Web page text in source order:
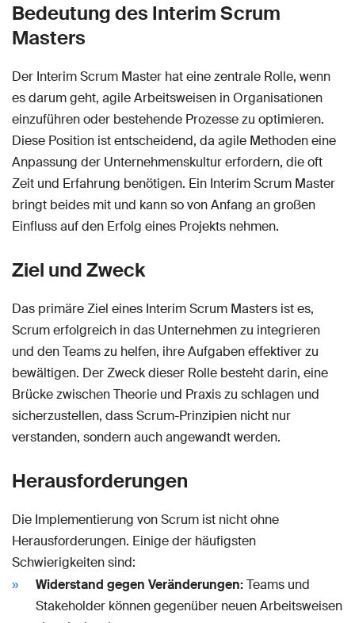
Bedeutung des Interim Scrum
Masters
Der Interim Scrum Master hat eine zentrale Rolle, wenn
es darum geht, agile Arbeitsweisen in Organisationen
einzuführen oder bestehende Prozesse zu optimieren.
Diese Position ist entscheidend, da agile Methoden eine
Anpassung der Unternehmenskultur erfordern, die oft
Zeit und Erfahrung benötigen. Ein Interim Scrum Master
bringt beides mit und kann so von Anfang an großen
Einfluss auf den Erfolg eines Projekts nehmen.
Ziel und Zweck
Das primäre Ziel eines Interim Scrum Masters ist es,
Scrum erfolgreich in das Unternehmen zu integrieren
und den Teams zu helfen, ihre Aufgaben effektiver zu
bewältigen. Der Zweck dieser Rolle besteht darin, eine
Brücke zwischen Theorie und Praxis zu schlagen und
sicherzustellen, dass Scrum-Prinzipien nicht nur
verstanden, sondern auch angewandt werden.
Herausforderungen
Die Implementierung von Scrum ist nicht ohne
Herausforderungen. Einige der häufigsten
Schwierigkeiten sind:
Widerstand gegen Veränderungen:Teams und
Stakeholder können gegenüber neuen Arbeitsweisen